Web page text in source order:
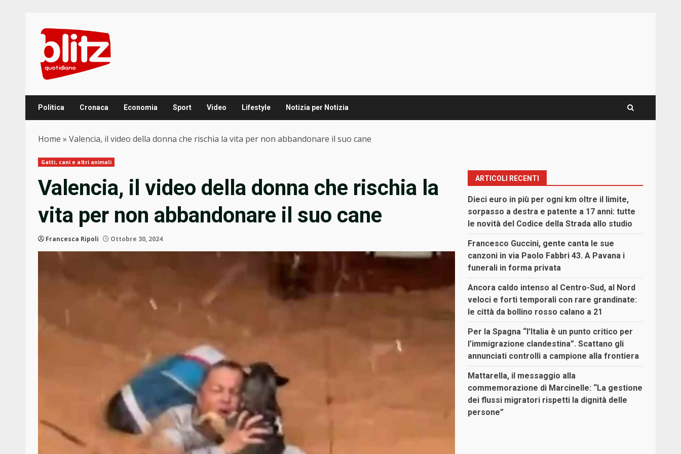
content
Politica Cronaca Economia Sport Video Lifestyle Notizia per Notizia
Home » Valencia, il video della donna che rischia la vita per non abbandonare il suo cane
Gatti, cani e altri animali
Valencia, il video della donna che rischia la
vita per non abbandonare il suo cane
Francesca Ripoli Ottobre 30, 2024
ARTICOLI RECENTI
Dieci euro in più per ogni km oltre il limite,
sorpasso a destra e patente a 17 anni: tutte
le novità del Codice della Strada allo studio
Francesco Guccini, gente canta le sue
canzoni in via Paolo Fabbri 43. A Pavana i
funerali in forma privata
Ancora caldo intenso al Centro-Sud, al Nord
veloci e forti temporali con rare grandinate:
le città da bollino rosso calano a 21
Per la Spagna “l’Italia è un punto critico per
l’immigrazione clandestina”. Scattano gli
annunciati controlli a campione alla frontiera
Mattarella, il messaggio alla
commemorazione di Marcinelle: “La gestione
dei flussi migratori rispetti la dignità delle
persone”